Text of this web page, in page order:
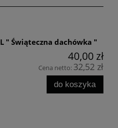
" Świąteczna dachówka "
40,00 zł
Cena netto: 32,52 zł
do koszyka